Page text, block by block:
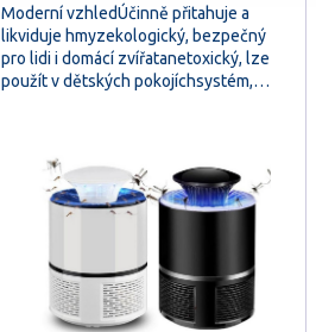
Moderní vzhledÚčinně přitahuje a
likviduje hmyzekologický, bezpečný
pro lidi i domácí zvířatanetoxický, lze
použít v dětských pokojíchsystém,…